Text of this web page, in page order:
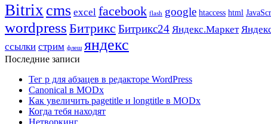
Bitrix cms excel facebook flash google htaccess html
wordpress Битрикс Битрикс24 Яндекс.Маркет
ссылки стрим флеш яндекс
Последние записи
Тег p для абзацев в редакторе WordPress
Canonical в MODx
Как увеличить pagetitle и longtitle в MODx
Когда тебя находят
Нетворкинг